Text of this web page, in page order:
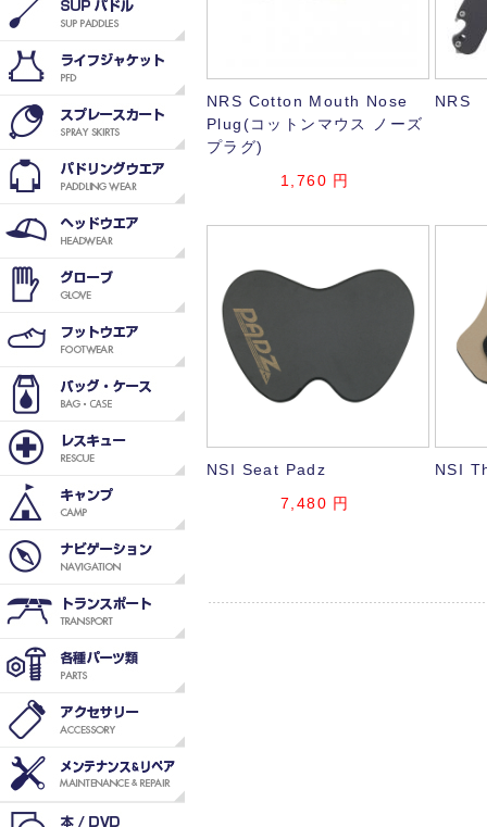
NRS Cotton Mouth Nose
Plug(コットンマウス ノーズ
プラグ)
1,760 円
NRS
NSI Seat Padz
7,480 円
NSI